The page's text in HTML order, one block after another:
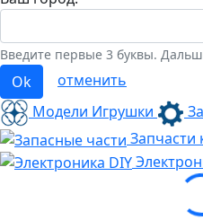
Введите первые 3 буквы.
Ok
отменить
Модели Игрушки
Запчасти